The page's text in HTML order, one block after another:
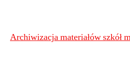
Archiwizacja materiałów szkół